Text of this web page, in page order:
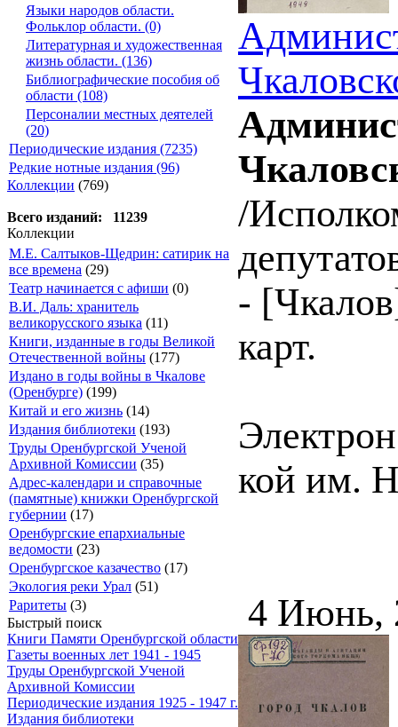
Языки народов области.
Фольклор области. (0)
Литературная и художественная
жизнь области. (136)
Библиографические пособия об
области (108)
Персоналии местных деятелей
(20)
Периодические издания (7235)
Редкие нотные издания (96)
Коллекции (769)
Всего изданий: 11239
Коллекции
М.Е. Салтыков-Щедрин: сатирик на
все времена (29)
Театр начинается с афиши (0)
В.И. Даль: хранитель
великорусского языка (11)
Книги, изданные в годы Великой
Отечественной войны (177)
Издано в годы войны в Чкалове
(Оренбурге) (199)
Китай и его жизнь (14)
Издания библиотеки (193)
Труды Оренбургской Ученой
Архивной Комиссии (35)
Адрес-календари и справочные
(памятные) книжки Оренбургской
губернии (17)
Оренбургские епархиальные
ведомости (23)
Оренбургское казачество (17)
Экология реки Урал (51)
Раритеты (3)
Быстрый поиск
Книги Памяти Оренбургской области
Газеты военных лет 1941 - 1945
Труды Оренбургской Ученой
Архивной Комиссии
Периодические издания 1925 - 1947 г.
Издания библиотеки
/
-
карт.
кой им.
4 Июнь,